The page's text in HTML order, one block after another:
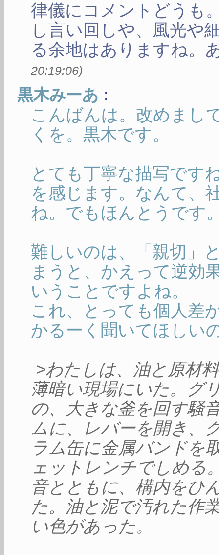
律儀にコメントどうも
し言い回しや、風光や
る余地はありますね。
20:19:06)
黒木みーあ :
こんばんは。改めまし
くを。黒木です。
とても丁寧な描写です
を感じます。なんて、
ね。でもほんとうです
難しいのは、「親切」
まうと、かえって逆効
いうことですよね。
これ、とっても個人差
かるーく聞いてほしい
>わたしは、油と原材
薄暗い現場にいた。グ
の、大きな釜を回す騒
ムに、レバーを開き、
ラム缶に金属バンドを
ェットレンチでしめる
音とともに、構内をひ
た。油と泥で汚れた作
い色があった。